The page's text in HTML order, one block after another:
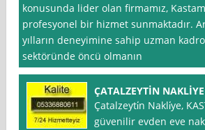
konusunda lider olan firmamız,
profesyonel bir hizmet sunmaktadır.
yılların deneyimine sahip uzman
sektöründe öncü olmanın
ÇATALZEYTİN NAKLİYE
Çatalzeyti̇n Nakli̇ye,
güvenilir evden eve